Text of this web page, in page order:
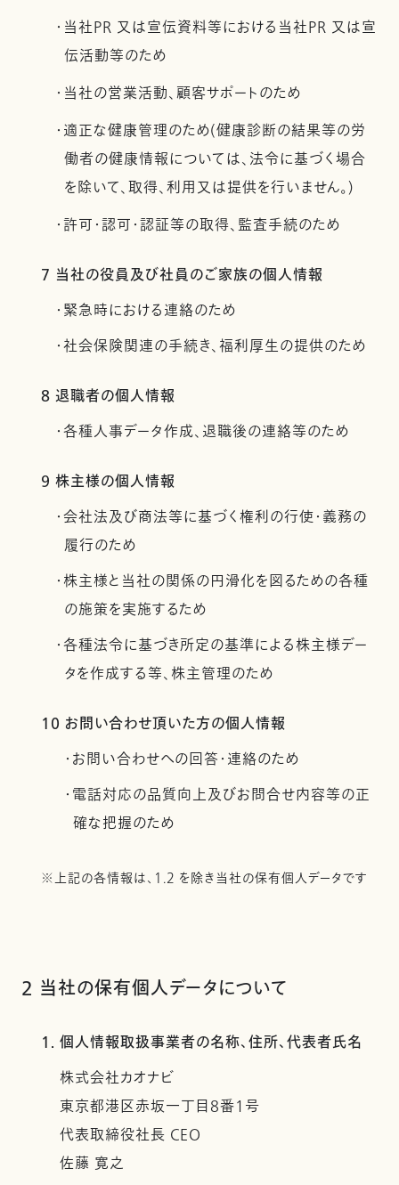
・当社PR 又は宣伝資料等における当社PR 又は宣
伝活動等のため
・当社の営業活動、顧客サポートのため
・適正な健康管理のため(健康診断の結果等の労
働者の健康情報については、法令に基づく場合
を除いて、取得、利用又は提供を行いません。)
・許可・認可・認証等の取得、監査手続のため
7 当社の役員及び社員のご家族の個人情報
・緊急時における連絡のため
・社会保険関連の手続き、福利厚生の提供のため
8 退職者の個人情報
・各種人事データ作成、退職後の連絡等のため
9 株主様の個人情報
・会社法及び商法等に基づく権利の行使・義務の
履行のため
・株主様と当社の関係の円滑化を図るための各種
の施策を実施するため
・各種法令に基づき所定の基準による株主様デー
タを作成する等、株主管理のため
10 お問い合わせ頂いた方の個人情報
・お問い合わせへの回答・連絡のため
・電話対応の品質向上及びお問合せ内容等の正
確な把握のため
※上記の各情報は、1.2 を除き当社の保有個人データです
2 当社の保有個人データについて
1. 個人情報取扱事業者の名称、住所、代表者氏名
株式会社カオナビ
東京都港区赤坂一丁目8番1号
代表取締役社長 CEO
佐藤 寛之